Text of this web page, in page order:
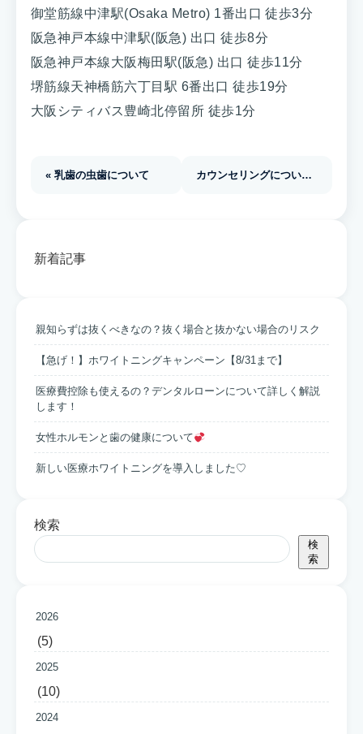
御堂筋線中津駅(Osaka Metro) 1番出口 徒歩3分
阪急神戸本線中津駅(阪急) 出口 徒歩8分
阪急神戸本線大阪梅田駅(阪急) 出口 徒歩11分
堺筋線天神橋筋六丁目駅 6番出口 徒歩19分
大阪シティバス豊崎北停留所 徒歩1分
« 乳歯の虫歯について カウンセリングについて
新着記事
親知らずは抜くべきなの？抜く場合と抜かない場合のリスク
【急げ！】ホワイトニングキャンペーン【8/31まで】
医療費控除も使えるの？デンタルローンについて詳しく解説
します！
女性ホルモンと歯の健康について
新しい医療ホワイトニングを導入しました♡
検索
検
索
2026
(5)
2025
(10)
2024